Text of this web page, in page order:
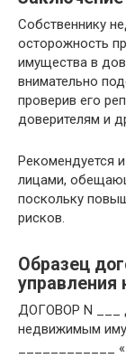
Собственнику
осторожность
имущества в
внимательно
проверив его
доверителям и
Рекомендуется
лицами,
поскольку
рисков.
Образец
ДОГОВОР N ___
недвижимым
____________